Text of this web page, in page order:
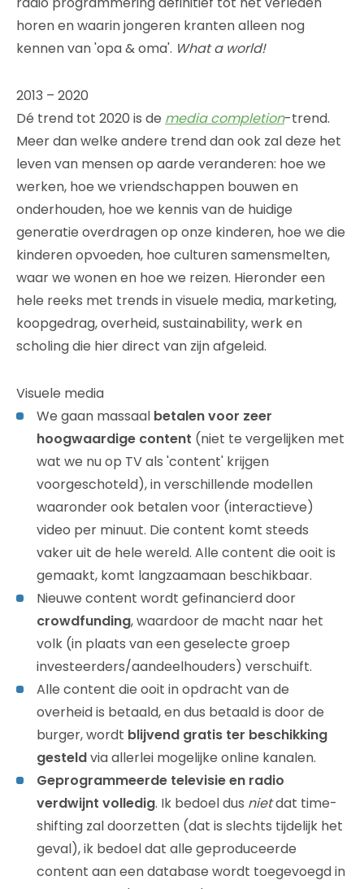
horen en waarin jongeren kranten alleen nog
kennen van 'opa & oma'. What a world!
2013 – 2020
Dé trend tot 2020 is de media completion-trend.
Meer dan welke andere trend dan ook zal deze het
leven van mensen op aarde veranderen: hoe we
werken, hoe we vriendschappen bouwen en
onderhouden, hoe we kennis van de huidige
generatie overdragen op onze kinderen, hoe we die
kinderen opvoeden, hoe culturen samensmelten,
waar we wonen en hoe we reizen. Hieronder een
hele reeks met trends in visuele media, marketing,
koopgedrag, overheid, sustainability, werk en
scholing die hier direct van zijn afgeleid.
Visuele media
We gaan massaal betalen voor zeer
hoogwaardige content (niet te vergelijken met
wat we nu op TV als 'content' krijgen
voorgeschoteld), in verschillende modellen
waaronder ook betalen voor (interactieve)
video per minuut. Die content komt steeds
vaker uit de hele wereld. Alle content die ooit is
gemaakt, komt langzaamaan beschikbaar.
Nieuwe content wordt gefinancierd door
crowdfunding, waardoor de macht naar het
volk (in plaats van een geselecte groep
investeerders/aandeelhouders) verschuift.
Alle content die ooit in opdracht van de
overheid is betaald, en dus betaald is door de
burger, wordt blijvend gratis ter beschikking
gesteldvia allerlei mogelijke online kanalen.
Geprogrammeerde televisie en radio
verdwijnt volledig. Ik bedoel dus nietdat time-
shifting zal doorzetten (dat is slechts tijdelijk het
geval), ik bedoel dat alle geproduceerde
content aan een database wordt toegevoegd in